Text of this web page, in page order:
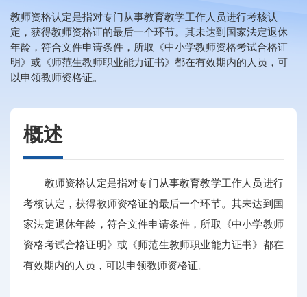
教师资格认定是指对专门从事教育教学工作人员进行考核认
定，获得教师资格证的最后一个环节。其未达到国家法定退休
年龄，符合文件申请条件，所取《中小学教师资格考试合格证
明》或《师范生教师职业能力证书》都在有效期内的人员，可
以申领教师资格证。
概述
教师资格认定是指对专门从事教育教学工作人员进行
考核认定，获得教师资格证的最后一个环节。其未达到国
家法定退休年龄，符合文件申请条件，所取《中小学教师
资格考试合格证明》或《师范生教师职业能力证书》都在
有效期内的人员，可以申领教师资格证。